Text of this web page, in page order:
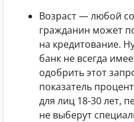
Возраст — любой
гражданин может
на кредитование.
банк не всегда
одобрить этот
показатель
для лиц 18-30 лет,
не выберут